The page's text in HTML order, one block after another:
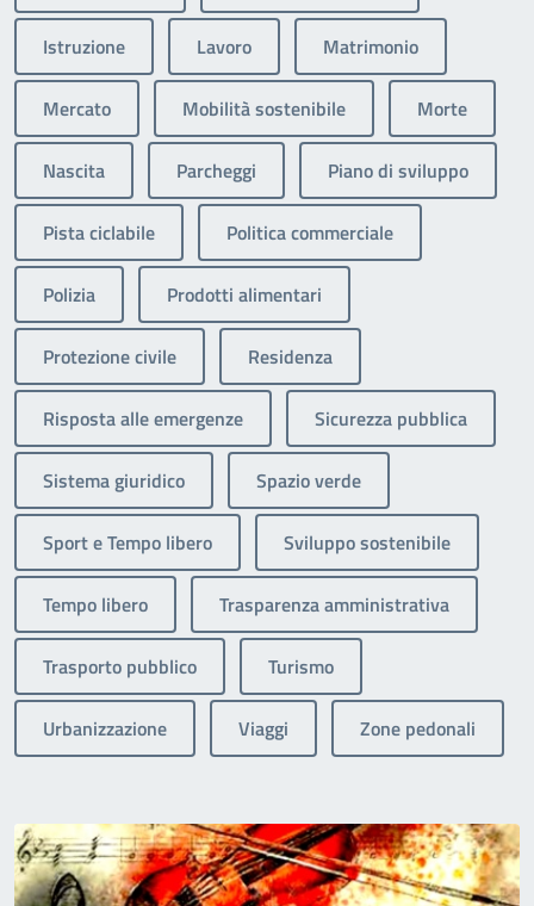
Istruzione Lavoro Matrimonio
Mercato Mobilità sostenibile Morte
Nascita Parcheggi Piano di sviluppo
Pista ciclabile Politica commerciale
Polizia Prodotti alimentari
Protezione civile Residenza
Risposta alle emergenze Sicurezza pubblica
Sistema giuridico Spazio verde
Sport e Tempo libero Sviluppo sostenibile
Tempo libero Trasparenza amministrativa
Trasporto pubblico Turismo
Urbanizzazione Viaggi Zone pedonali